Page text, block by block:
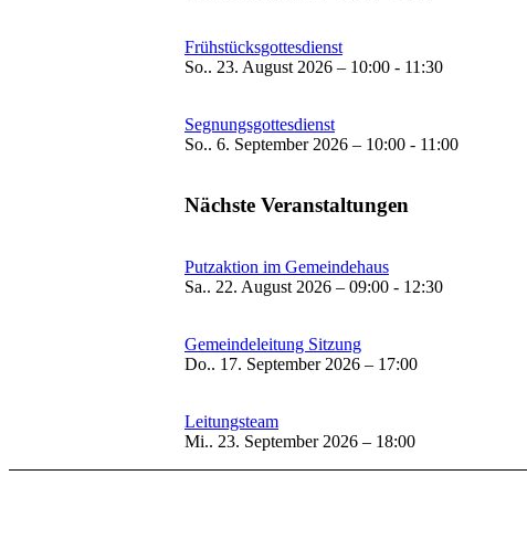
Frühstücksgottesdienst
So.. 23. August 2026 – 10:00 - 11:30
Segnungsgottesdienst
So.. 6. September 2026 – 10:00 - 11:00
Nächste Veranstaltungen
Putzaktion im Gemeindehaus
Sa.. 22. August 2026 – 09:00 - 12:30
Gemeindeleitung Sitzung
Do.. 17. September 2026 – 17:00
Leitungsteam
Mi.. 23. September 2026 – 18:00